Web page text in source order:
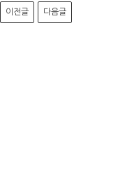
이전글 다음글